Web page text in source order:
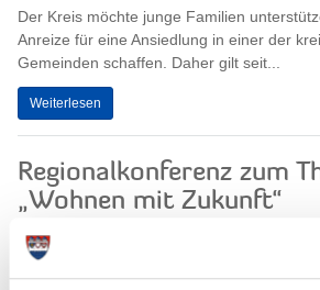
Der Kreis möchte junge Familien
Anreize für eine Ansiedlung in einer der
Gemeinden schaffen. Daher gilt seit...
Weiterlesen
Regionalkonferenz zum
„Wohnen mit Zukunft“
Als Vorsitzender der Facharbeitsgruppe
Siedlungsentwicklung ist Landrat
Torsten Wendt an der Vorbereitung der